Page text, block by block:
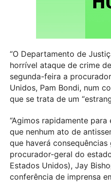
“O Departamento de
horrível ataque de crime
segunda-feira a
Unidos, Pam Bondi, num
que se trata de um
“Agimos rapidamente
que nenhum ato de
que haverá consequências
procurador-geral do
Estados Unidos), Jay
conferência de imprensa